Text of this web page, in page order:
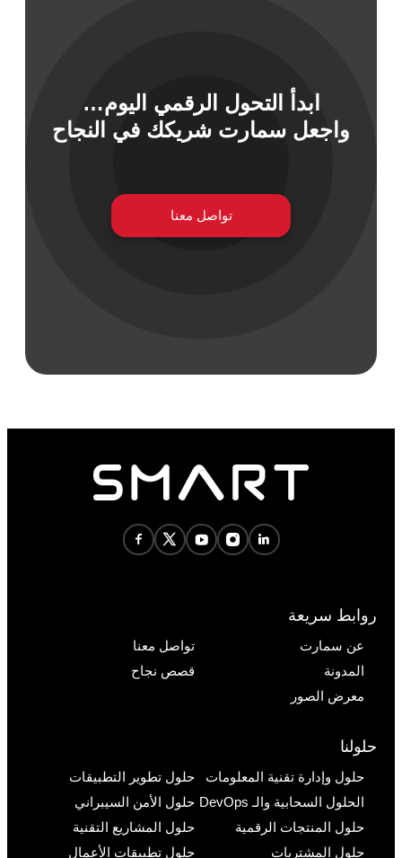
المعلومات
ابدأ التحول الرقمي اليوم…
واجعل سمارت شريكك في النجاح
تواصل معنا
روابط سريعة
عن سمارت
تواصل معنا
المدونة
قصص نجاح
معرض الصور
حلولنا
حلول وإدارة تقنية المعلومات
حلول تطوير التطبيقات
الحلول السحابية والـ DevOps
حلول الأمن السيبراني
حلول المنتجات الرقمية
حلول المشاريع التقنية
حلول المشتريات
حلول تطبيقات الأعمال